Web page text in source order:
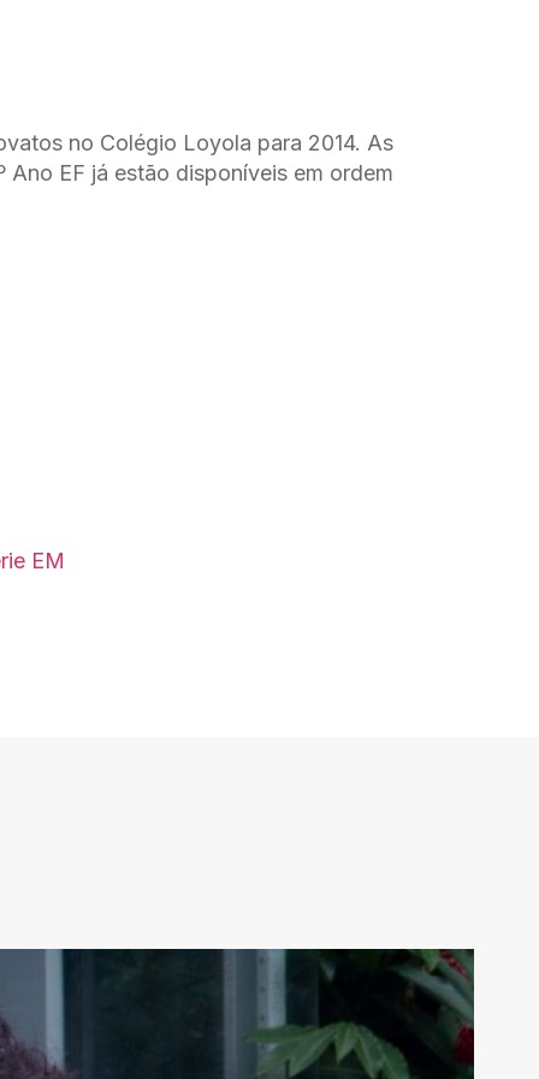
no Colégio Loyola para 2014. As
EF já estão disponíveis em ordem
EM